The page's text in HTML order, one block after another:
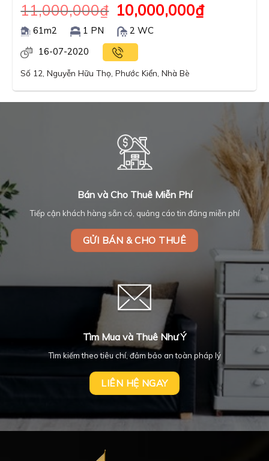
11,000,000₫ 10,000,000₫
61m2 1 PN
2 WC
16-07-2020
Số 12, Nguyễn Hữu Thọ, Phước Kiển, Nhà Bè
Bán và Cho Thuê Miễn Phí
Tiếp cận khách hàng sẵn có, quảng cáo tin đăng miễn phí
GỬI BÁN & CHO THUÊ
Tìm Mua và Thuê Như Ý
Tìm kiếm theo tiêu chí, đảm bảo an toàn pháp lý
LIÊN HỆ NGAY